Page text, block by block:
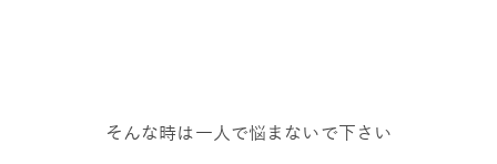
そんな時は一人で悩まないで下さい